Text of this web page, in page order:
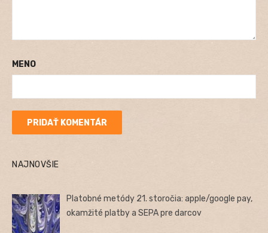
MENO
NAJNOVŠIE
Platobné metódy 21. storočia: apple/google pay,
okamžité platby a SEPA pre darcov